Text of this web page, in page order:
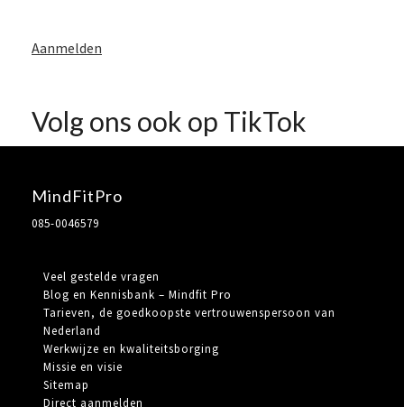
Aanmelden
Volg ons ook op TikTok
MindFitPro
085-0046579
Veel gestelde vragen
Blog en Kennisbank – Mindfit Pro
Tarieven, de goedkoopste vertrouwenspersoon van
Nederland
Werkwijze en kwaliteitsborging
Missie en visie
Sitemap
Direct aanmelden